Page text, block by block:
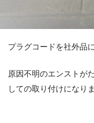
プラグコードを社外品
原因不明のエンストが
しての取り付けになりま